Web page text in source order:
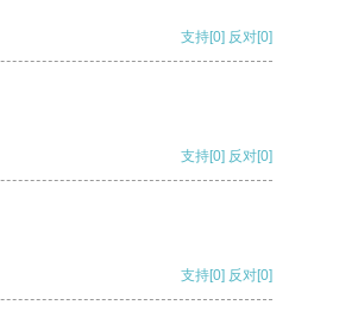
支持[0] 反对[0]
支持[0] 反对[0]
支持[0] 反对[0]